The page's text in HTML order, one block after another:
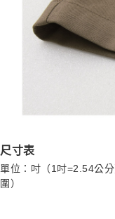
尺寸表
單位：吋（1吋=2.54公
圍）